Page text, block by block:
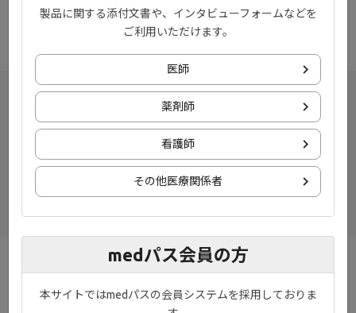
※メンテナンス時間帯は、ページが正しく表示されない場合がご
プライバシーポリシー
ご利用規約 お問い合わせ
製品に関する添付文書や、インタビューフォームなどを
ご利用いただけます。
医師
薬剤師
看護師
その他医療関係者
medパス会員の方
本サイトではmedパスの会員システムを採用しておりま